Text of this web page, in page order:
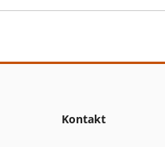
Kontakt